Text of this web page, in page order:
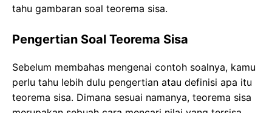
tahu gambaran soal teorema sisa.
Pengertian Soal Teorema Sisa
Sebelum membahas mengenai contoh soalnya, kamu
perlu tahu lebih dulu pengertian atau definisi apa itu
teorema sisa. Dimana sesuai namanya, teorema sisa